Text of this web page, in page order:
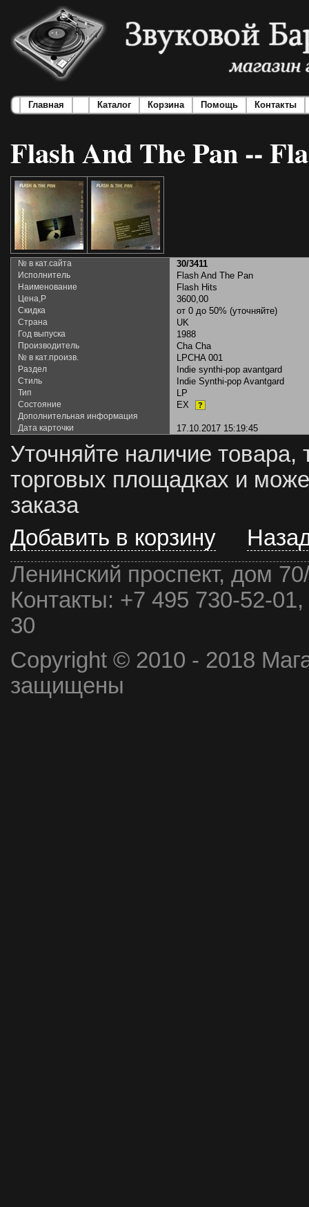
Главная Каталог Корзина Помощь Контакты
Flash And The Pan --
№ в кат.сайта 30/3411
Исполнитель Flash And The Pan
Наименование Flash Hits
Цена,Р 3600,00
Скидка от 0 до 50% (уточняйте)
Страна UK
Год выпуска 1988
Производитель Cha Cha
№ в кат.произв. LPCHA 001
Раздел Indie synthi-pop avantgard
Стиль Indie Synthi-pop Avantgard
Тип LP
Состояние EX ?
Дополнительная информация
Дата карточки
17.10.2017 15:19:45
Уточняйте наличие товара,
торговых площадках и
заказа
Добавить в корзину
Ленинский проспект, дом
Контакты: +7 495 730-52-
30
Copyright © 2010 - 2018
защищены